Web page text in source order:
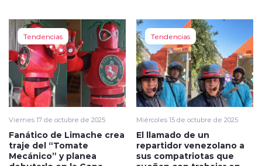
Tendencias
Viernes 17 de octubre de 2025
Fanático de Limache crea
traje del “Tomate
Mecánico” y planea
Tendencias
Miércoles 15 de octubre de 2025
El llamado de un
repartidor venezolano a
sus compatriotas que